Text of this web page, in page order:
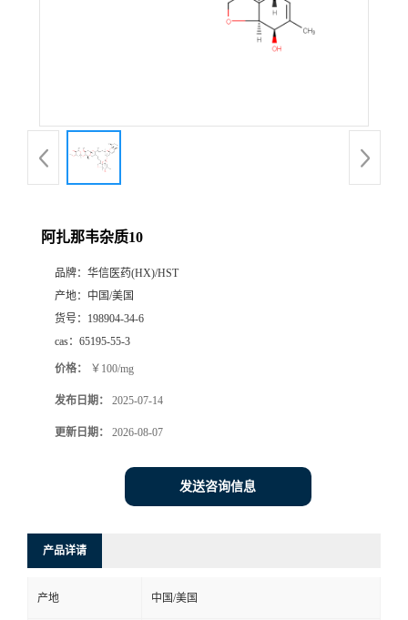
书
誉
方
阿扎那韦杂质10
品牌： 华信医药(HX)/HST
产地： 中国/美国
货号： 198904-34-6
cas： 65195-55-3
价格： ￥100/mg
发布日期： 2025-07-14
更新日期： 2026-08-07
发送咨询信息
产品详请
产地 中国/美国